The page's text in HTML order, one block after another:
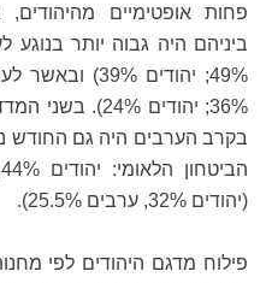
פחות אופטימיים מהיהודים,
ביניהם היה גבוה יותר בנוגע
49%; יהודים
36%; יהודים
בקרב הערבים היה גם החודש
(יהודים 32%, ערבים 25.5%).
פילוח מדגם היהודים לפי